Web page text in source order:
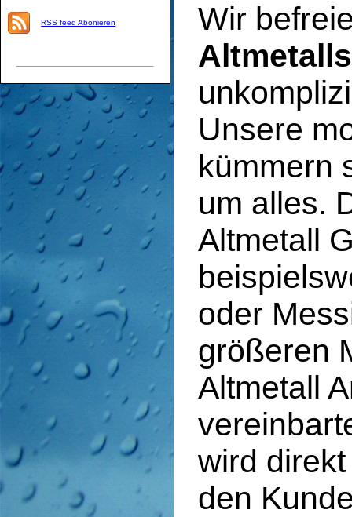
RSS feed Abonieren
Wir
Unsere
kümmern
um alles.
Altmetall
oder
größeren
Altmetall
wird
den